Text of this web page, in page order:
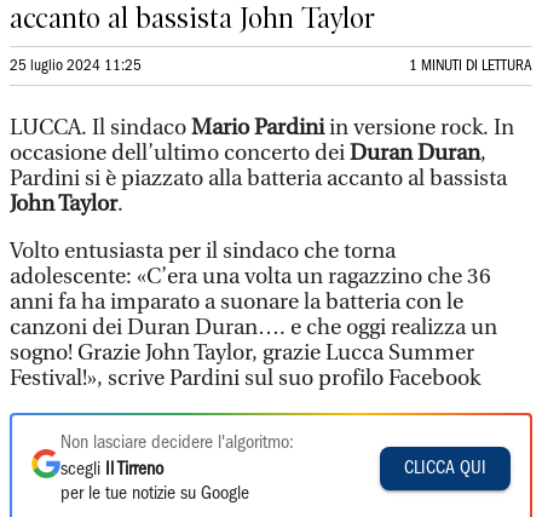
accanto al bassista John Taylor
25 luglio 2024 11:25 1 MINUTI DI LETTURA
LUCCA. Il sindacoMario Pardiniin versione rock. In
occasione dell’ultimo concerto deiDuran Duran,
Pardini si è piazzato alla batteria accanto al bassista
John Taylor.
Volto entusiasta per il sindaco che torna
adolescente: «C’era una volta un ragazzino che 36
anni fa ha imparato a suonare la batteria con le
canzoni dei Duran Duran…. e che oggi realizza un
sogno! Grazie John Taylor, grazie Lucca Summer
Festival!», scrive Pardini sul suo profilo Facebook
Non lasciare decidere l'algoritmo:
scegli
Il Tirreno
per le tue notizie su Google
CLICCA QUI